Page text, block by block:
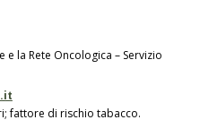
la Rete Oncologica – Servizio
fattore di rischio tabacco.